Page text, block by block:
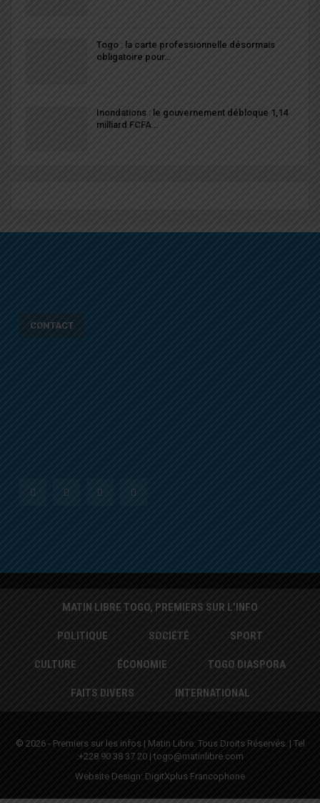
Togo : la carte professionnelle désormais
obligatoire pour…
Inondations : le gouvernement débloque 1,14
milliard FCFA…
CONTACT
MATIN LIBRE TOGO, PREMIERS SUR L’INFO
POLITIQUE SOCIÉTÉ SPORT
CULTURE ÉCONOMIE TOGO DIASPORA
FAITS DIVERS INTERNATIONAL
© 2026 - Premiers sur les infos | Matin Libre. Tous Droits Réservés. | Tel
:+228 90 38 37 20 | togo@matinlibre.com
Website Design: DigitXplus Francophone